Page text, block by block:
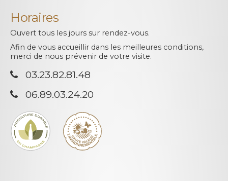
Horaires
Ouvert tous les jours sur rendez-vous.
Afin de vous accueillir dans les meilleures conditions,
merci de nous prévenir de votre visite.
03.23.82.81.48
06.89.03.24.20